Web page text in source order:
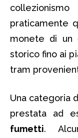
praticamente
monete di un
storico fino ai
tram
Una categoria
prestata ad
fumetti.